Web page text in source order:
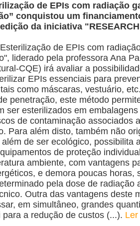
de EPIs com radiação
conquistou um
da iniciativa
de EPIs com
liderado pela professora Ana
CQE) irá avaliar a
EPIs essenciais para
como máscaras, vestuário,
penetração, este método
ser esterilizados em
de contaminação associados
Para além disto, também não
de ser ecológico, possibilita
de proteção
ambiente, com vantagens
e demora poucas horas,
pela dose de radiação
Outra das vantagens deste
em simultâneo, grandes
a redução de custos (...).